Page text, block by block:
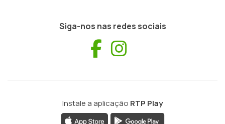
Siga-nos nas redes sociais
Facebook
Instale a aplicação RTP Play